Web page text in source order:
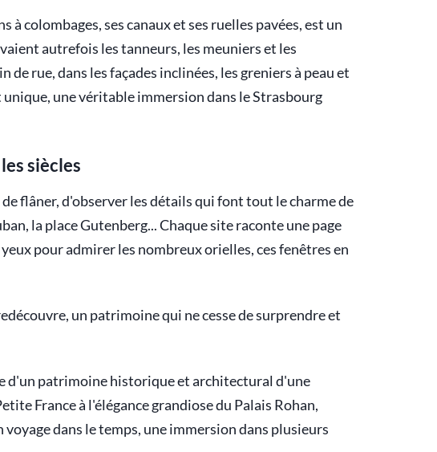
à colombages, ses canaux et ses ruelles pavées, est un
autrefois les tanneurs, les meuniers et les
de rue, dans les façades inclinées, les greniers à peau et
unique, une véritable immersion dans le Strasbourg
siècles
flâner, d'observer les détails qui font tout le charme de
la place Gutenberg... Chaque site raconte une page
pour admirer les nombreux orielles, ces fenêtres en
un patrimoine qui ne cesse de surprendre et
d'un patrimoine historique et architectural d'une
France à l'élégance grandiose du Palais Rohan,
dans le temps, une immersion dans plusieurs